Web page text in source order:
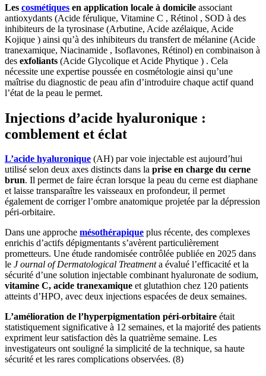
Les cosmétiques en application locale à domicile associant
antioxydants (Acide férulique, Vitamine C , Rétinol , SOD à des
inhibiteurs de la tyrosinase (Arbutine, Acide azélaique, Acide
Kojique ) ainsi qu’à des inhibiteurs du transfert de mélanine (Acide
tranexamique, Niacinamide , Isoflavones, Rétinol) en combinaison à
des exfoliants (Acide Glycolique et Acide Phytique ) . Cela
nécessite une expertise poussée en cosmétologie ainsi qu’une
maîtrise du diagnostic de peau afin d’introduire chaque actif quand
l’état de la peau le permet.
Injections d’acide hyaluronique :
comblement et éclat
L’acide hyaluronique (AH) par voie injectable est aujourd’hui
utilisé selon deux axes distincts dans la prise en charge du cerne
brun. Il permet de faire écran lorsque la peau du cerne est diaphane
et laisse transparaître les vaisseaux en profondeur, il permet
également de corriger l’ombre anatomique projetée par la dépression
péri-orbitaire.
Dans une approche mésothérapique plus récente, des complexes
enrichis d’actifs dépigmentants s’avèrent particulièrement
prometteurs. Une étude randomisée contrôlée publiée en 2025 dans
le Journal of Dermatological Treatmenta évalué l’efficacité et la
sécurité d’une solution injectable combinant hyaluronate de sodium,
vitamine C, acide tranexamique et glutathion chez 120 patients
atteints d’HPO, avec deux injections espacées de deux semaines.
L’amélioration de l’hyperpigmentation péri-orbitaire était
statistiquement significative à 12 semaines, et la majorité des patients
expriment leur satisfaction dès la quatrième semaine. Les
investigateurs ont souligné la simplicité de la technique, sa haute
sécurité et les rares complications observées. (8)